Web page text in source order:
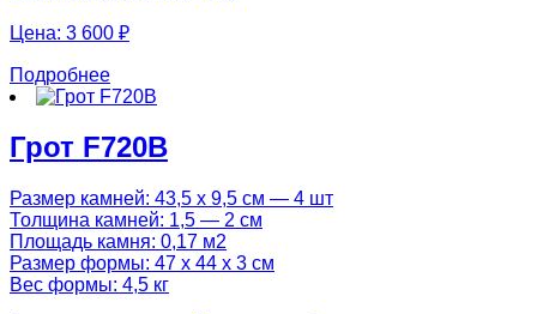
Цена: 3 600 ₽
Подробнее
Грот F720B
Размер камней: 43,5 х 9,5 см — 4 шт
Толщина камней: 1,5 — 2 см
Площадь камня: 0,17 м2
Размер формы: 47 х 44 х 3 см
Вес формы: 4,5 кг